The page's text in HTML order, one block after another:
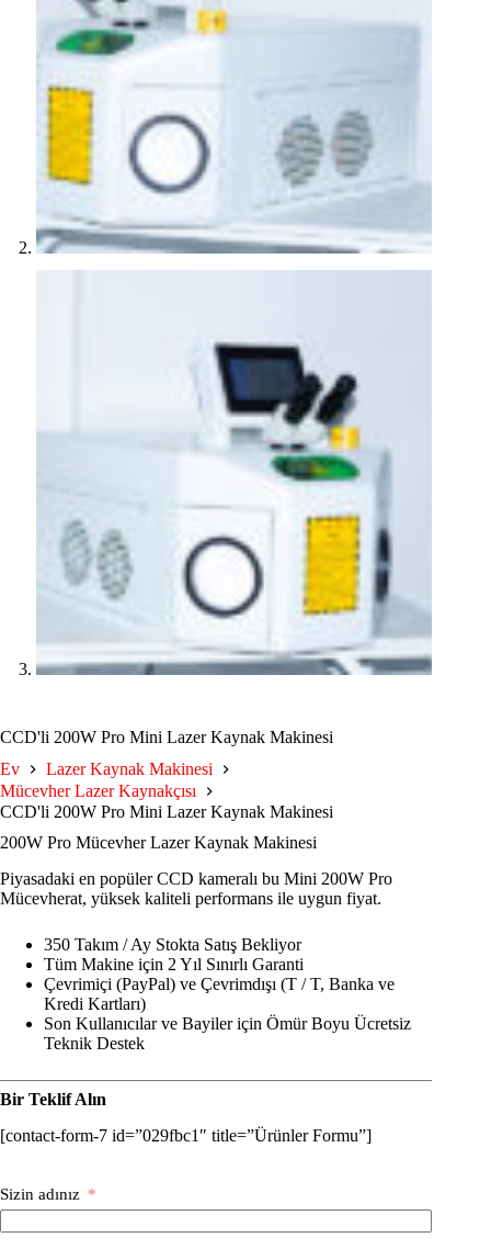
CCD'li 200W Pro Mini Lazer Kaynak Makinesi
Ev
Lazer Kaynak Makinesi
Mücevher Lazer Kaynakçısı
CCD'li 200W Pro Mini Lazer Kaynak Makinesi
200W Pro Mücevher Lazer Kaynak Makinesi
Piyasadaki en popüler CCD kameralı bu Mini 200W Pro
Mücevherat, yüksek kaliteli performans ile uygun fiyat.
350 Takım / Ay Stokta Satış Bekliyor
Tüm Makine için 2 Yıl Sınırlı Garanti
Çevrimiçi (PayPal) ve Çevrimdışı (T / T, Banka ve
Kredi Kartları)
Son Kullanıcılar ve Bayiler için Ömür Boyu Ücretsiz
Teknik Destek
Bir Teklif Alın
[contact-form-7 id=”029fbc1″ title=”Ürünler Formu”]
Sizin adınız